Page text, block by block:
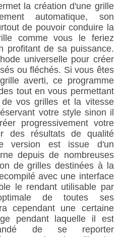
la création d'une grille
automatique, son
de pouvoir conduire la
comme vous le feriez
profitant de sa puissance.
universelle pour créer
ou fléchés. Si vous êtes
averti, ce programme
tout en vous permettant
de vos grilles et la vitesse
votre style sinon il
progressivement votre
des résultats de qualité
version est issue d'un
depuis de nombreuses
de grilles destinées à la
avec une interface
le rendant utilisable par
de toutes ses
cependant une certaine
pendant laquelle il est
de se reporter